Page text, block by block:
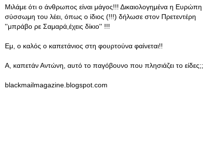
Μιλάμε ότι ο άνθρωπος είναι μάγος!!! Δικαιολογημένα η Ευρώπη
σύσσωμη του λέει, όπως ο ίδιος (!!!) δήλωσε στον Πρετεντέρη
''μπράβο ρε Σαμαρά,έχεις δίκιο'' !!!
Εμ, ο καλός ο καπετάνιος στη φουρτούνα φαίνεται!!
Α, καπετάν Αντώνη, αυτό το παγόβουνο που πλησιάζει το είδες;;
blackmailmagazine.blogspot.com